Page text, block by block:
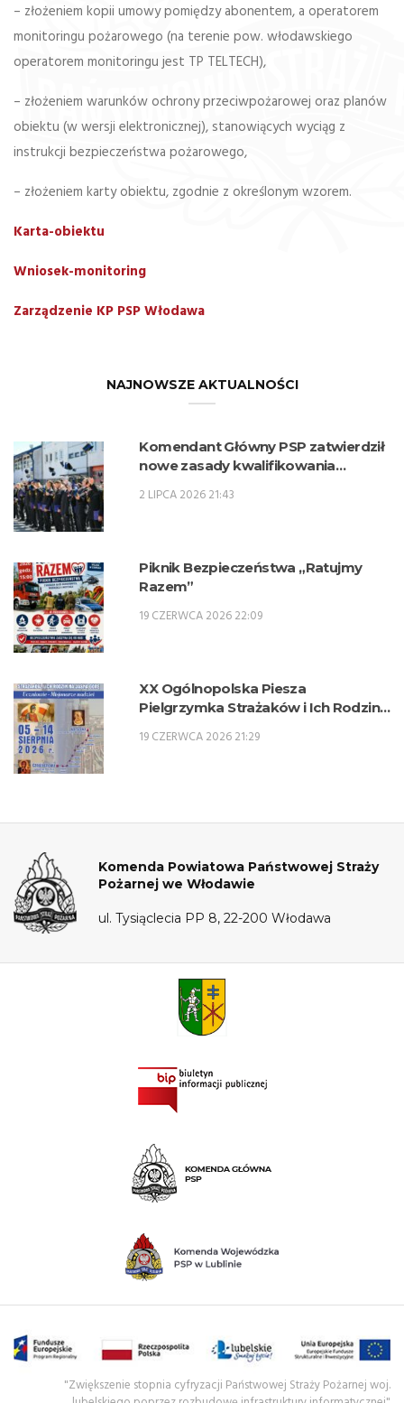
– złożeniem kopii umowy pomiędzy abonentem, a operatorem
monitoringu pożarowego (na terenie pow. włodawskiego
operatorem monitoringu jest TP TELTECH),
– złożeniem warunków ochrony przeciwpożarowej oraz planów
obiektu (w wersji elektronicznej), stanowiących wyciąg z
instrukcji bezpieczeństwa pożarowego,
– złożeniem karty obiektu, zgodnie z określonym wzorem.
Karta-obiektu
Wniosek-monitoring
Zarządzenie KP PSP Włodawa
NAJNOWSZE AKTUALNOŚCI
Komendant Główny PSP zatwierdził
nowe zasady kwalifikowania
zawodowe w zawodzie technik
2 LIPCA 2026 21:43
Piknik Bezpieczeństwa „Ratujmy
Razem”
19 CZERWCA 2026 22:09
XX Ogólnopolska Piesza
Pielgrzymka Strażaków i Ich Rodzin
19 CZERWCA 2026 21:29
Komenda Powiatowa Państwowej Straży
Pożarnej we Włodawie
ul. Tysiąclecia PP 8, 22-200 Włodawa
"Zwiększenie stopnia cyfryzacji Państwowej Straży Pożarnej woj.